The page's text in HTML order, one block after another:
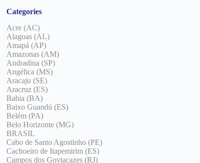
Categories
Acre (AC)
Alagoas (AL)
Amapá (AP)
Amazonas (AM)
Andradina (SP)
Angélica (MS)
Aracaju (SE)
Aracruz (ES)
Bahia (BA)
Baixo Guandú (ES)
Belém (PA)
Belo Horizonte (MG)
BRASIL
Cabo de Santo Agostinho (PE)
Cachoeiro de Itapemirim (ES)
Campos dos Goytacazes (RJ)